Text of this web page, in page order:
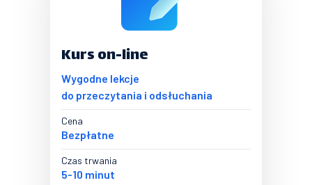
Kurs on-line
Wygodne lekcje
do przeczytania i odsłuchania
Cena
Bezpłatne
Czas trwania
5-10 minut